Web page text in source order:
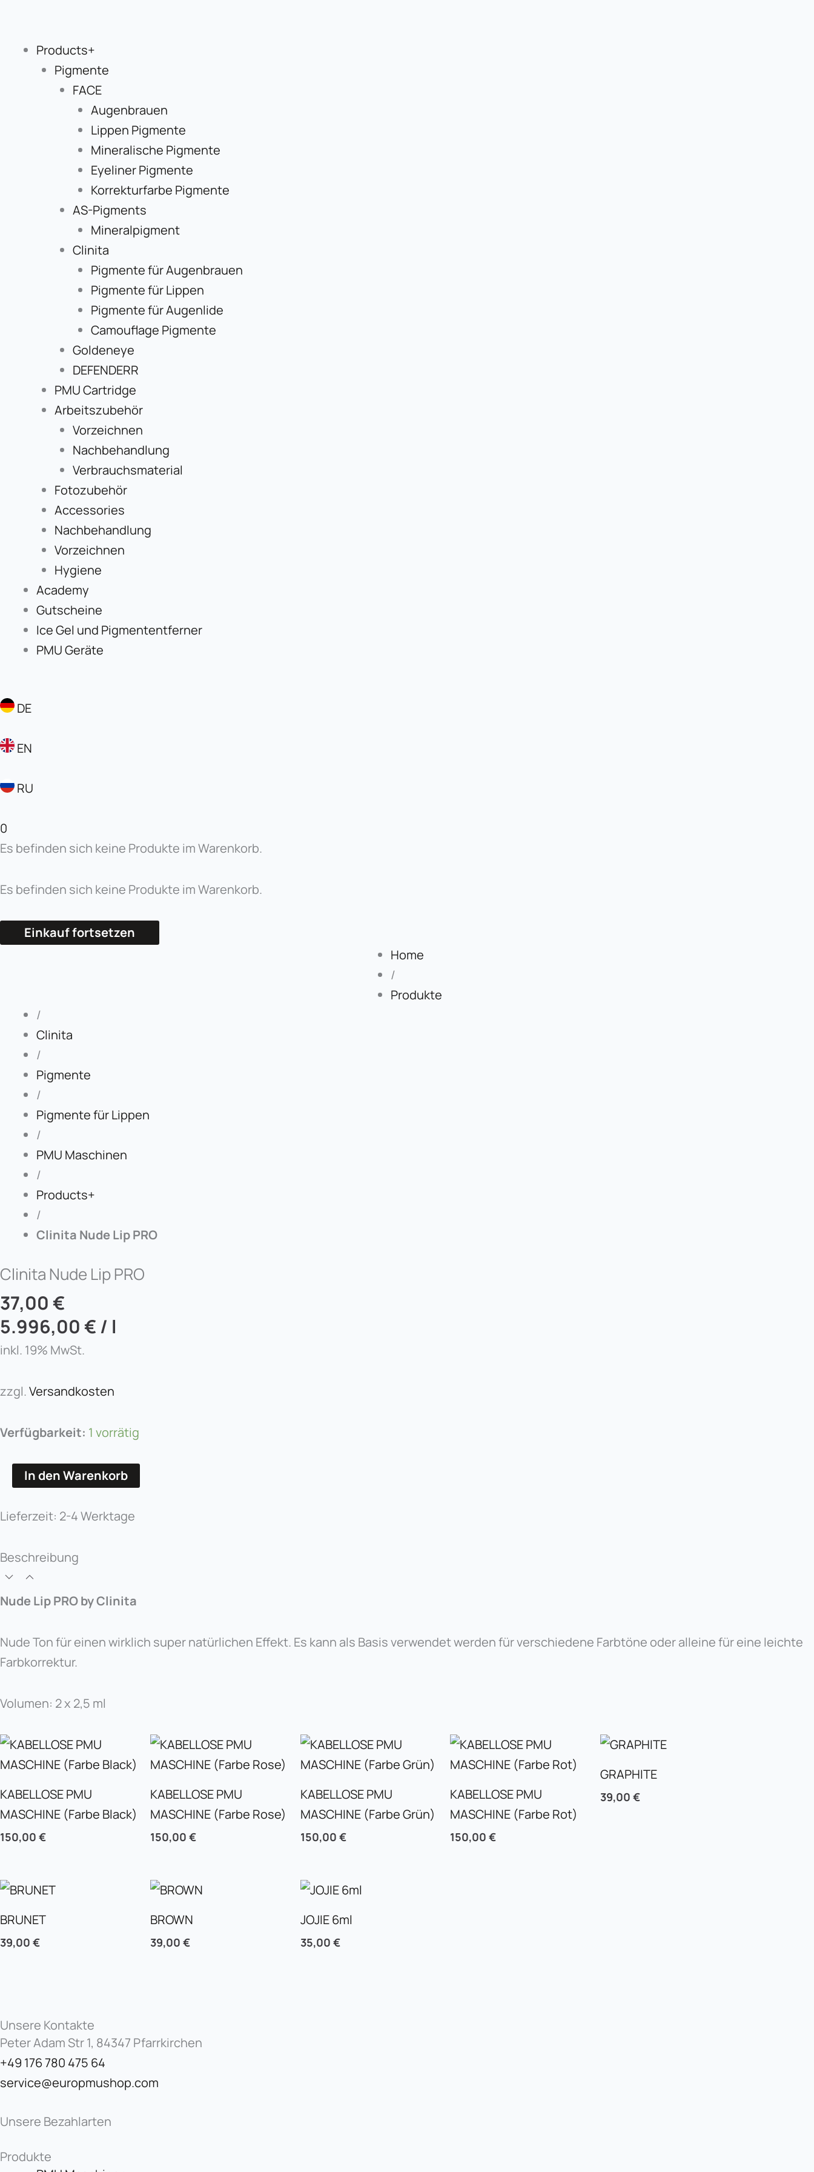
springenProducts+
Pigmente
FACE
Augenbrauen
Lippen Pigmente
Mineralische Pigmente
Eyeliner Pigmente
Korrekturfarbe Pigmente
AS-Pigments
Mineralpigment
Clinita
Pigmente für Augenbrauen
Pigmente für Lippen
Pigmente für Augenlide
Camouflage Pigmente
Goldeneye
DEFENDERR
PMU Cartridge
Arbeitszubehör
Vorzeichnen
Nachbehandlung
Verbrauchsmaterial
Fotozubehör
Accessories
Nachbehandlung
Vorzeichnen
Hygiene
Academy
Gutscheine
Ice Gel und Pigmententferner
PMU Geräte
DE
EN
RU
0
Es befinden sich keine Produkte im Warenkorb.
Es befinden sich keine Produkte im Warenkorb.
Einkauf fortsetzen
Home
/
Produkte
/
Clinita
/
Pigmente
/
Pigmente für Lippen
/
PMU Maschinen
/
Products+
/
Clinita Nude Lip PRO
Clinita Nude Lip PRO
37,00 €
5.996,00 € / l
inkl. 19% MwSt.
zzgl.Versandkosten
Verfügbarkeit: 1 vorrätig
Menge
In den Warenkorb
Lieferzeit: 2-4 Werktage
Beschreibung
Nude Lip PRO by Clinita
Nude Ton für einen wirklich super natürlichen Effekt. Es kann als Basis verwendet werden für verschiedene Farbtöne oder alleine für eine leichte
Farbkorrektur.
Volumen: 2 x 2,5 ml
KABELLOSE PMU
MASCHINE (Farbe Black)
150,00 €
KABELLOSE PMU
MASCHINE (Farbe Rose)
150,00 €
KABELLOSE PMU
MASCHINE (Farbe Grün)
150,00 €
KABELLOSE PMU
MASCHINE (Farbe Rot)
150,00€
GRAPHITE
39,00€
BRUNET
39,00 €
BROWN
39,00 €
JOJIE 6ml
35,00 €
Unsere Kontakte
Peter Adam Str 1, 84347 Pfarrkirchen
+49 176 780 475 64
service@europmushop.com
Unsere Bezahlarten
Produkte